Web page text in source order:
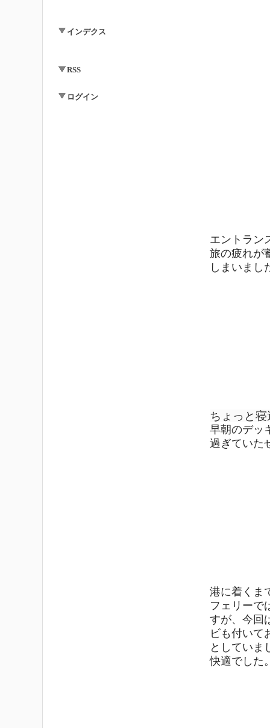
インデクス
RSS
ログイン
エントラン
旅の疲れが
しまいまし
ちょっと
早朝のデッ
過ぎていた
港に着くま
フェリーで
すが、今回
ビも付いて
としてい
快適でした